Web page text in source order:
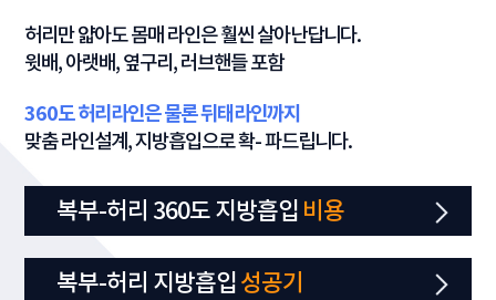
허리만 얇아도 몸매 라인은 훨씬 살아난답니다.
윗배, 아랫배, 옆구리, 러브핸들 포함
360도 허리라인은 물론 뒤태라인까지
맞춤 라인설계, 지방흡입으로 확- 파드립니다.
복부-허리 360도 지방흡입 비용
복부-허리 지방흡입성공기